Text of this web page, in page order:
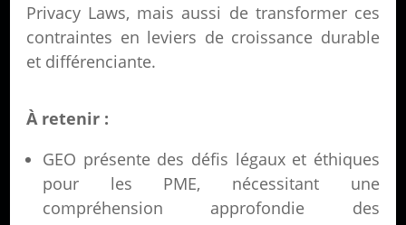
Privacy Laws, mais aussi de transformer ces
contraintes en leviers de croissance durable
et différenciante.
À retenir :
GEO présente des défis légaux et éthiques
pour les PME, nécessitant une
compréhension approfondie des